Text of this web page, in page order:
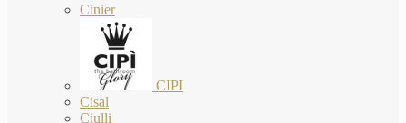
Cinier
CIPI
Cisal
Ciulli